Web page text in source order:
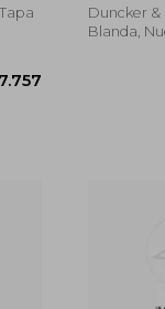
Duncker &
Blanda,